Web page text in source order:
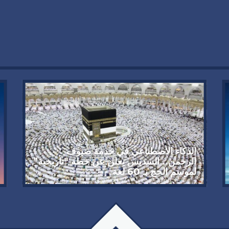
الذكاء الاصطناعي في خدمة ضيوف
الرحمن.. السديس يعلن عن خطة “تاريخية”
لموسم الحج بـ 60 لغة